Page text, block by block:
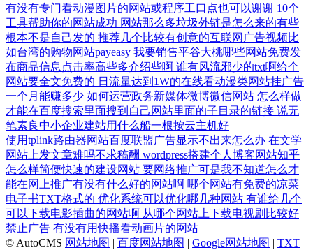
有没有专门看动漫图片的网站或程序工口点也可以谢谢 10个
工具帮助你的网站成功 网站那么多垃圾外链是怎么来的有些
根本不是自己发的 推荐几个比较有创意的互联网广告视频比
如台湾的购物网站payeasy 我要销售平谷大桃哪些网站免费发
布商品信息点击率高些多介绍些啊 谁有风流邪少的txt啊给个
网站要全文免费的 日流量达到1W的在线看动漫类网站挂广告
一个月能赚多少 如何运营政务新媒体微博微信网站 怎么样做
才能在百度搜索里面搜到自己网站里面的子目录的链接 说无
笔素良中小企业建站用什么船一根按云主机好
使用tplink路由器网站百度联盟广告显示不出来怎么办 在文学
网站上发文章难吗不求稿酬 wordpress搭建个人博客网站知乎
怎么样简便快速的建设网站 要网络推广可是我不知道怎么才
能在网上推广有没有什么好的网站啊 哪个网站有免费的凉菜
电子书TXT格式的 优化系统可以优化哪几种网站 有谁给几个
可以下载电影插曲的网站啊 从哪个网站上下载电视剧比较好
禁止广告 有没有用快播看动画片的网站
© AutoCMS 网站地图 | 百度网站地图 | Google网站地图 | TXT